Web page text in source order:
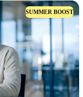
SUMMER BOOST